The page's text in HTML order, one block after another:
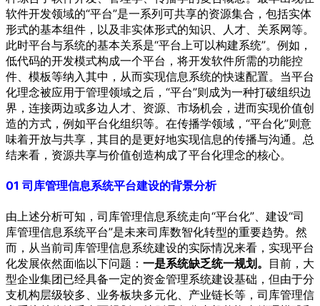
软件开发领域的“平台”是一系列可共享的资源集合，包括实体
形式的基本组件，以及非实体形式的知识、人才、关系网等。
此时平台与系统的基本关系是“平台上可以构建系统”。例如，
低代码的开发模式构成一个平台，将开发软件所需的功能控
件、模板等纳入其中，从而实现信息系统的快速配置。当平台
化理念被应用于管理领域之后，“平台”则成为一种打破组织边
界，连接两边或多边人才、资源、市场机会，进而实现价值创
造的方式，例如平台化组织等。在传播学领域，“平台化”则意
味着开放与共享，其目的是更好地实现信息的传播与沟通。总
结来看，资源共享与价值创造构成了平台化理念的核心。
01 司库管理信息系统平台建设的背景分析
由上述分析可知，司库管理信息系统走向“平台化”、建设“司
库管理信息系统平台”是未来司库数智化转型的重要趋势。然
而，从当前司库管理信息系统建设的实际情况来看，实现平台
化发展依然面临以下问题： 一是系统缺乏统一规划。 目前，大
型企业集团已经具备一定的资金管理系统建设基础，但由于分
支机构层级较多、业务板块多元化、产业链长等，司库管理信